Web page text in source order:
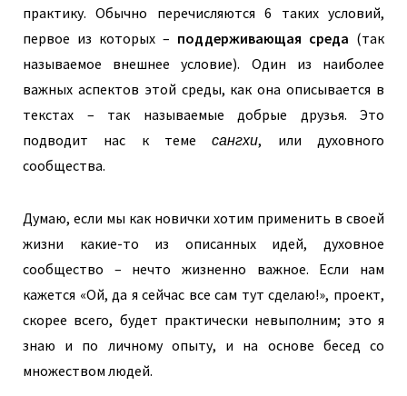
практику. Обычно перечисляются 6 таких условий,
первое из которых – поддерживающая среда (так
называемое внешнее условие). Один из наиболее
важных аспектов этой среды, как она описывается в
текстах – так называемые добрые друзья. Это
подводит нас к темесангхи, или духовного
сообщества.
Думаю, если мы как новички хотим применить в своей
жизни какие-то из описанных идей, духовное
сообщество – нечто жизненно важное. Если нам
кажется «Ой, да я сейчас все сам тут сделаю!», проект,
скорее всего, будет практически невыполним; это я
знаю и по личному опыту, и на основе бесед со
множеством людей.